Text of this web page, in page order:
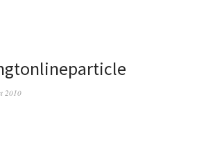
2010